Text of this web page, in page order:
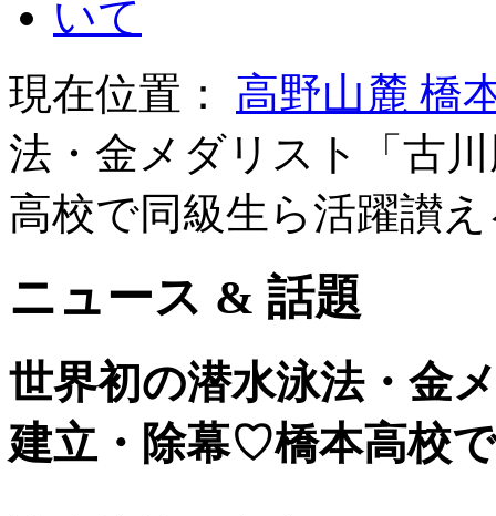
現在位置： 高野山麓 橋
法・金メダリスト「古
高校で同級生ら活躍讃
ニュース & 話題
世界初の潜水泳法・金
建立・除幕♡橋本高校